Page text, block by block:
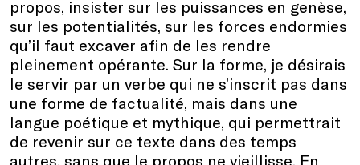
propos, insister sur les puissances en genèse,
sur les potentialités, sur les forces endormies
qu’il faut excaver afin de les rendre
pleinement opérante. Sur la forme, je désirais
le servir par un verbe qui ne s’inscrit pas dans
une forme de factualité, mais dans une
langue poétique et mythique, qui permettrait
de revenir sur ce texte dans des temps
autres, sans que le propos ne vieillisse. En